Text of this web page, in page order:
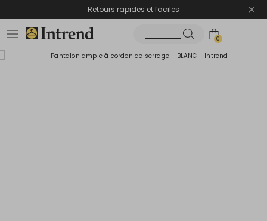
Retours rapides et faciles
0